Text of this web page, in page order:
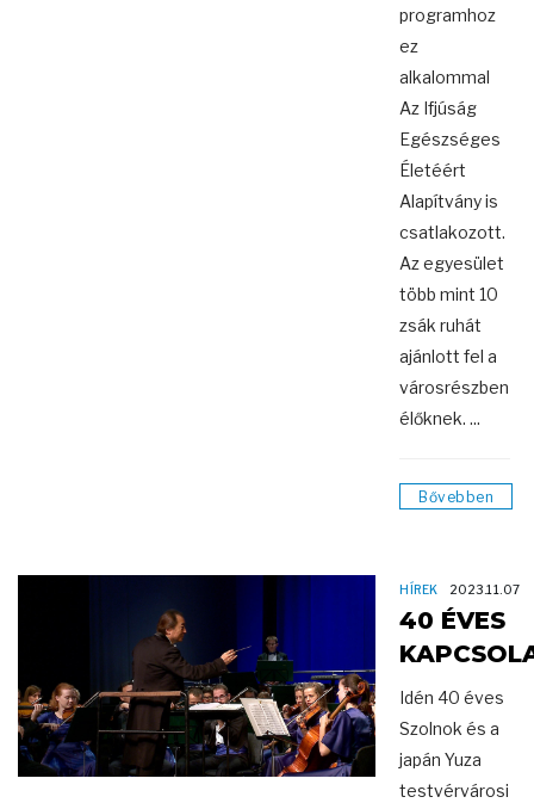
programhoz
ez
alkalommal
Az Ifjúság
Egészséges
Életéért
Alapítvány is
csatlakozott.
Az egyesület
több mint 10
zsák ruhát
ajánlott fel a
városrészben
élőknek. ...
Bővebben
HÍREK 2023.11.07
40 ÉVES
Idén 40 éves
Szolnok és a
japán Yuza
testvérvárosi